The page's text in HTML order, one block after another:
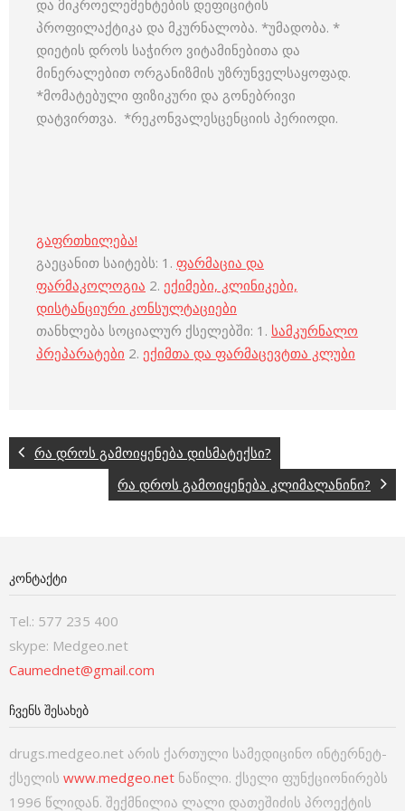
და მიკროელემენტების დეფიციტის
პროფილაქტიკა და მკურნალობა. *უმადობა. *
დიეტის დროს საჭირო ვიტამინებითა და
მინერალებით ორგანიზმის უზრუნველსაყოფად.
*მომატებული ფიზიკური და გონებრივი
დატვირთვა. *რეკონვალესცენციის პერიოდი.
გაფრთხილება!
გაეცანით საიტებს: 1. ფარმაცია და
ფარმაკოლოგია 2. ექიმები, კლინიკები,
დისტანციური კონსულტაციები
თანხლება სოციალურ ქსელებში: 1. სამკურნალო
პრეპარატები 2. ექიმთა და ფარმაცევტთა კლუბი
რა დროს გამოიყენება დისმატექსი?
რა დროს გამოიყენება კლიმალანინი?
ᲙᲝᲜᲢᲐᲥᲢᲘ
Tel.: 577 235 400
skype: Medgeo.net
Caumednet@gmail.com
ᲩᲕᲔᲜᲡ ᲨᲔᲡᲐᲮᲔᲑ
drugs.medgeo.net არის ქართული სამედიცინო ინტერნეტ-
ქსელის www.medgeo.net ნაწილი. ქსელი ფუნქციონირებს
1996 წლიდან. შექმნილია ლალი დათეშიძის პროექტის